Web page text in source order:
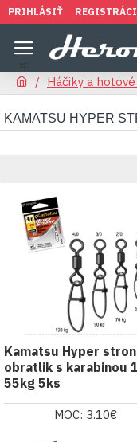
PRIHLÁSIŤ
Háčiky a
KAMATSU HYPER
Kamatsu Hyper
obratlik s karabinou
55kg 5ks
MOC: 3.10€